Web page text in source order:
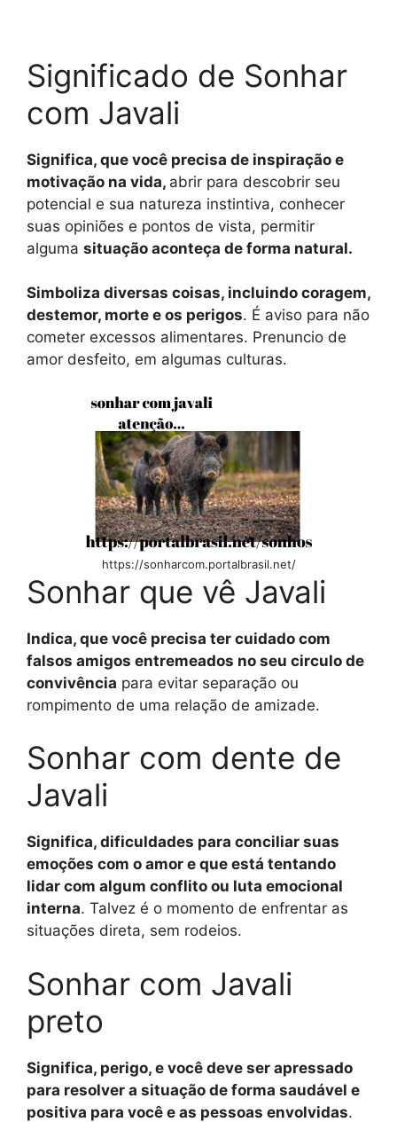
Significado de Sonhar
com Javali
Significa, que você precisa de inspiração e
motivação na vida, abrir para descobrir seu
potencial e sua natureza instintiva, conhecer
suas opiniões e pontos de vista, permitir
alguma situação aconteça de forma natural.
Simboliza diversas coisas, incluindo coragem,
destemor, morte e os perigos. É aviso para não
cometer excessos alimentares. Prenuncio de
amor desfeito, em algumas culturas.
https://sonharcom.portalbrasil.net/
Sonhar que vê Javali
Indica, que você precisa ter cuidado com
falsos amigos entremeados no seu circulo de
convivência para evitar separação ou
rompimento de uma relação de amizade.
Sonhar com dente de
Javali
Significa, dificuldades para conciliar suas
emoções com o amor e que está tentando
lidar com algum conflito ou luta emocional
interna. Talvez é o momento de enfrentar as
situações direta, sem rodeios.
Sonhar com Javali
preto
Significa, perigo, e você deve ser apressado
para resolver a situação de forma saudável e
positiva para você e as pessoas envolvidas.